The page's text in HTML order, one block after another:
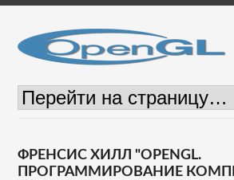
ФРЕНСИС ХИЛЛ "OPENGL.
ПРОГРАММИРОВАНИЕ